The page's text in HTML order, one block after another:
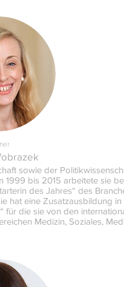
sowie der
bis 2015 arbeitete sie
des Jahres“ des
hat eine Zusatzausbildung
die sie von den
Medizin, Soziales,